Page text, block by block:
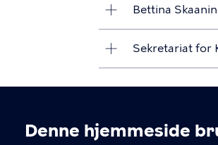
Denne hjemmeside
Bettina
Sekretariat for